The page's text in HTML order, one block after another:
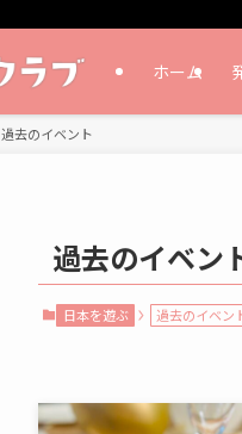
ホーム
過去のイベント
過去のイベン
日本を遊ぶ 過去のイベン